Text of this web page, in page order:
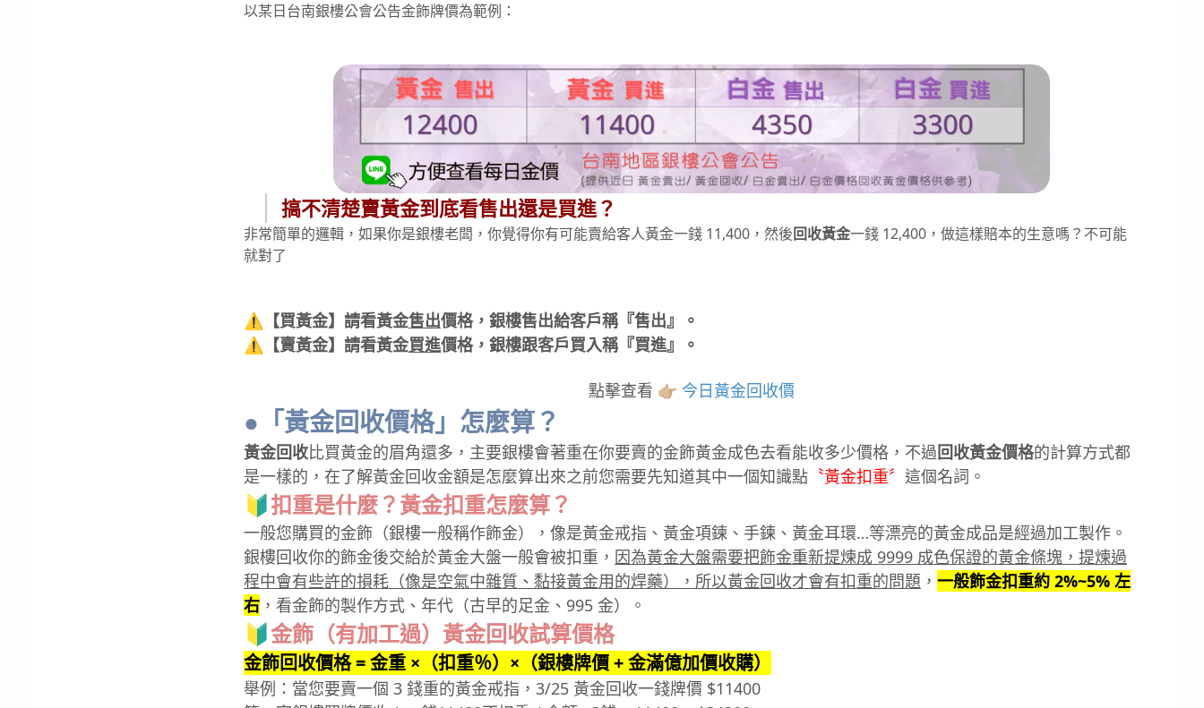
以某日台南銀樓公會公告金飾牌價為範例：
搞不清楚賣黃金到底看售出還是買進？
非常簡單的邏輯，如果你是銀樓老闆，你覺得你有可能賣給客人黃金一錢 11,400，然後回收黃金一錢 12,400，做這樣賠本的生意嗎？不可能
就對了
⚠️【買黃金】請看黃金售出價格，銀樓售出給客戶稱『售出』。
⚠️【賣黃金】請看黃金買進價格，銀樓跟客戶買入稱『買進』。
點擊查看 👉🏼 今日黃金回收價
●「黃金回收價格」怎麼算？
黃金回收比買黃金的眉角還多，主要銀樓會著重在你要賣的金飾黃金成色去看能收多少價格，不過回收黃金價格的計算方式都
是一樣的，在了解黃金回收金額是怎麼算出來之前您需要先知道其中一個知識點 〝黃金扣重〞 這個名詞。
🔰扣重是什麼？黃金扣重怎麼算？
一般您購買的金飾（銀樓一般稱作飾金），像是黃金戒指、黃金項鍊、手鍊、黃金耳環…等漂亮的黃金成品是經過加工製作。
銀樓回收你的飾金後交給於黃金大盤一般會被扣重， 因為黃金大盤需要把飾金重新提煉成 9999 成色保證的黃金條塊，提煉過
程中會有些許的損耗（像是空氣中雜質、黏接黃金用的焊藥），所以黃金回收才會有扣重的問題 ， 一般飾金扣重約 2%~5% 左
右 ，看金飾的製作方式、年代（古早的足金、995 金）。
🔰金飾（有加工過）黃金回收試算價格
金飾回收價格 = 金重 ×（扣重％）×（銀樓牌價 + 金滿億加價收購）
舉例：當您要賣一個 3 錢重的黃金戒指，3/25 黃金回收一錢牌價 $11400